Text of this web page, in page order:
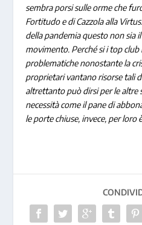
sembra porsi sulle orme che
Fortitudo e di Cazzola alla
della pandemia questo non sia
movimento. Perché si i top
problematiche nonostante la
proprietari vantano risorse tali
altrettanto può dirsi per le altre
necessità come il pane di
le porte chiuse, invece, per loro